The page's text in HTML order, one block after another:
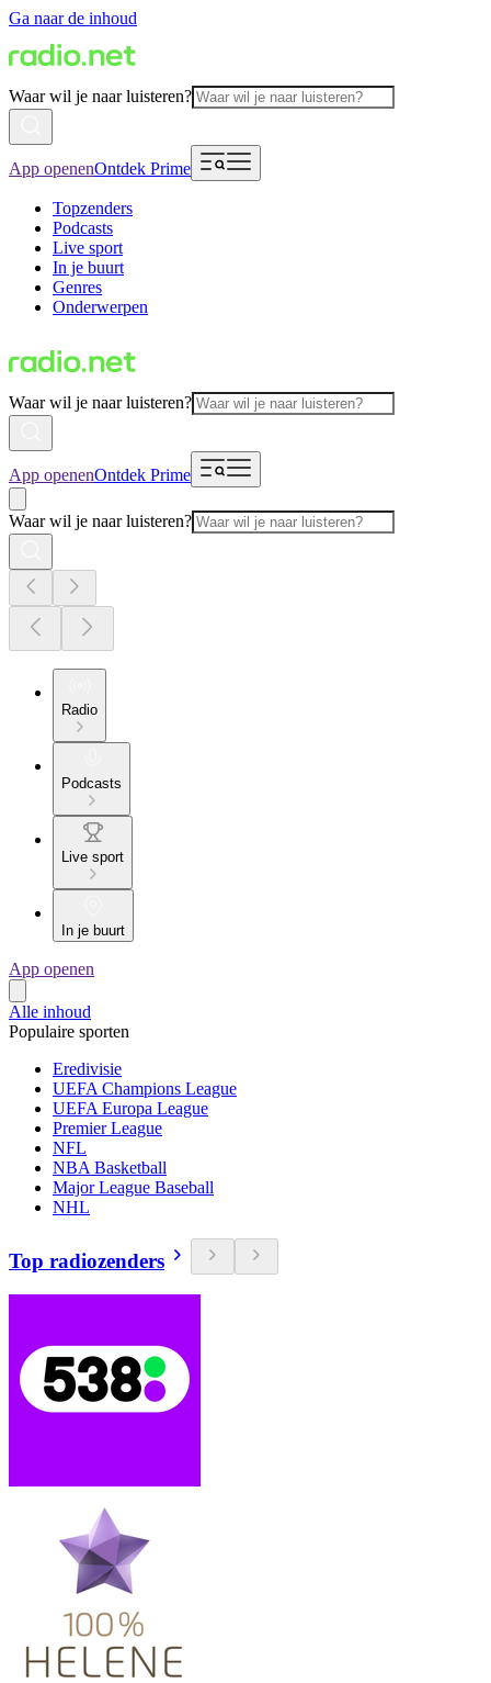
Ga naar de inhoud
Waar wil je naar luisteren?
App openenOntdek Prime
Topzenders
Podcasts
Live sport
In je buurt
Genres
Onderwerpen
Waar wil je naar luisteren?
App openenOntdek Prime
Waar wil je naar luisteren?
Radio
Podcasts
Live sport
In je buurt
App openen
Alle inhoud
Populaire sporten
Eredivisie
UEFA Champions League
UEFA Europa League
Premier League
NFL
NBA Basketball
Major League Baseball
NHL
Top radiozenders